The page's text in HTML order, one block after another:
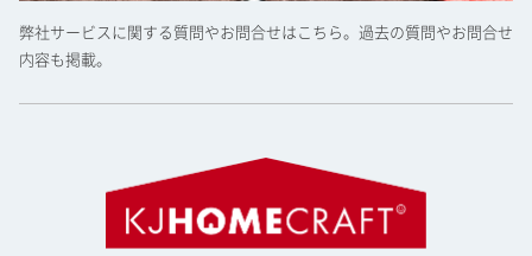
弊社サービスに関する質問やお問合せはこちら。過去の質問やお問合せ
内容も掲載。